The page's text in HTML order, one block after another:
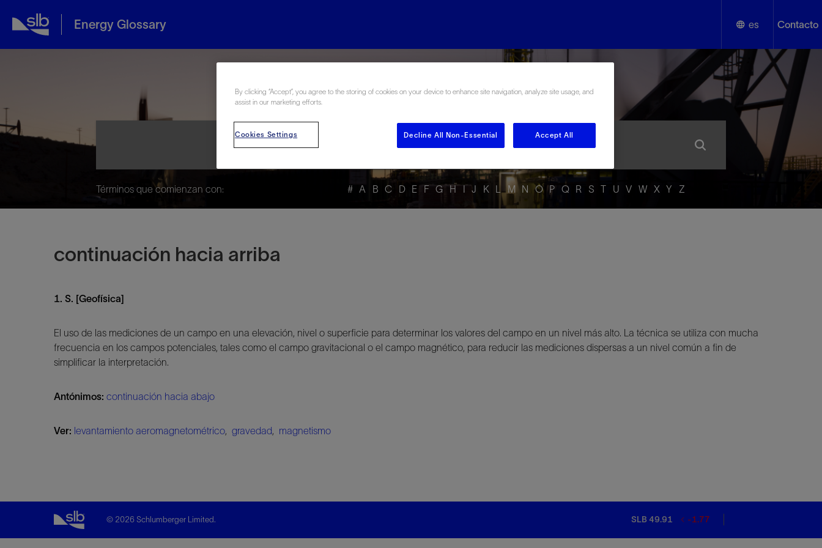
Energy Glossary es
English
Español
Contacto
Energy Glossary en Español
Términos que comienzan con: # A B C D E F G H I J K L M N O P Q R S T U V W X Y Z
continuación hacia arriba
1. S. [Geofísica]
El uso de las mediciones de un campo en una elevación, nivel o superficie para determinar los valores del campo en un nivel más alto. La técnica se utiliza con mucha
frecuencia en los campos potenciales, tales como el campo gravitacional o el campo magnético, para reducir las mediciones dispersas a un nivel común a fin de
simplificar la interpretación.
Antónimos: continuación hacia abajo
Ver: levantamiento aeromagnetométrico, gravedad, magnetismo
© 2026 Schlumberger Limited. SLB 49.91 -1.77
By clicking “Accept”, you agree to the storing of cookies on your device to enhance site navigation, analyze site usage, and
assist in our marketing efforts.
Cookies Settings Decline All Non-Essential Accept All